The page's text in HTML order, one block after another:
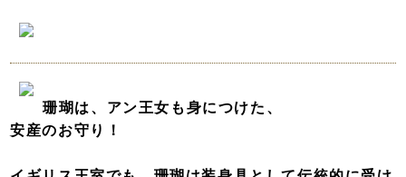
珊瑚は、アン王女も身につけた、
安産のお守り！